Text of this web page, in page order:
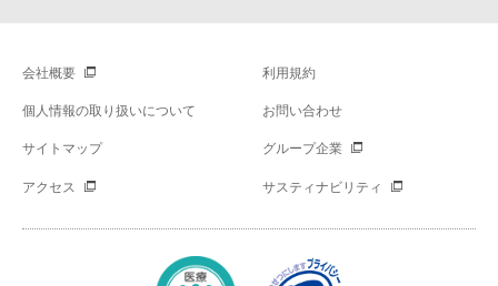
会社概要 利用規約
個人情報の取り扱いについて お問い合わせ
サイトマップ グループ企業
アクセス サスティナビリティ